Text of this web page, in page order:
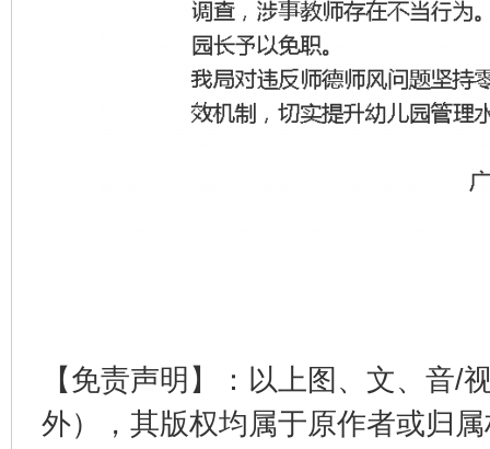
【免责声明】：以上图、文、音/
外），其版权均属于原作者或归